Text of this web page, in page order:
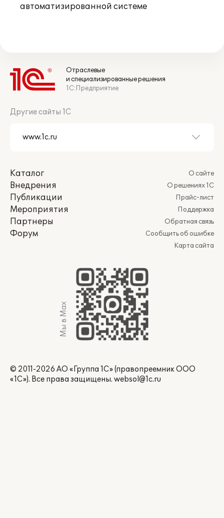
автоматизированной системе
Отраслевые
и специализированные решения
1С:Предприятие
Другие сайты 1С
Каталог
Внедрения
Публикации
Мероприятия
Партнеры
Форум
О сайте
О решениях 1С
Прайс-лист
Поддержка
Обратная связь
Сообщить об ошибке
Карта сайта
Мы в Max
© 2011-2026 АО «Группа 1С» (правопреемник ООО
«1С»). Все права защищены. websol@1c.ru